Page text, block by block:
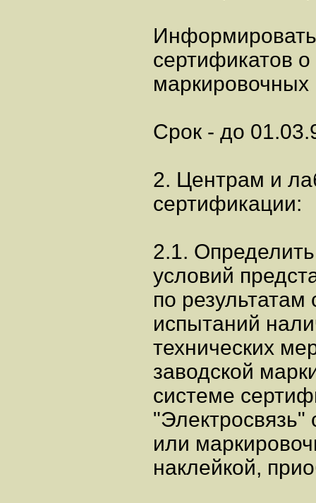
сертификатов
маркировочных
Срок - до
2. Центрам и
сертификации:
2.1.
условий
по
испытаний
технических
заводской
системе
"Электросвязь"
или
наклейкой,